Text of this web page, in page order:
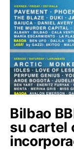
Bilbao
su cartel